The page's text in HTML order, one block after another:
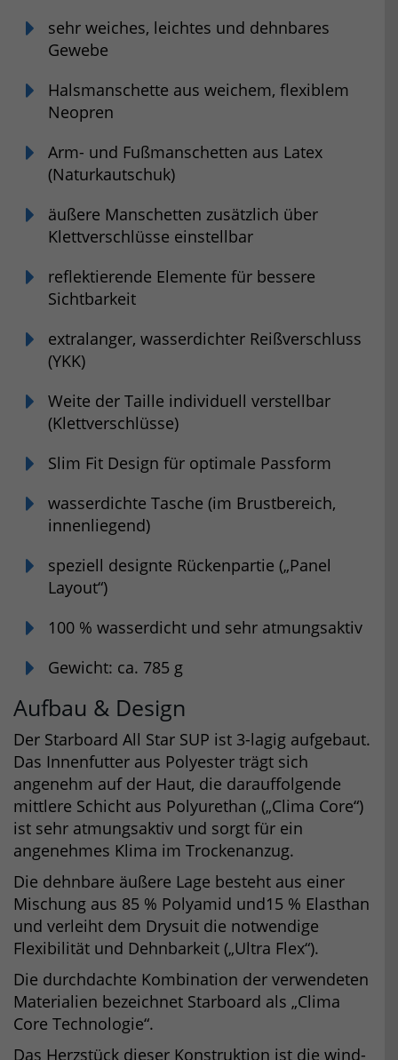
sehr weiches, leichtes und dehnbares
Gewebe
Halsmanschette aus weichem, flexiblem
Neopren
Arm- und Fußmanschetten aus Latex
(Naturkautschuk)
äußere Manschetten zusätzlich über
Klettverschlüsse einstellbar
reflektierende Elemente für bessere
Sichtbarkeit
extralanger, wasserdichter Reißverschluss
(YKK)
Weite der Taille individuell verstellbar
(Klettverschlüsse)
Slim Fit Design für optimale Passform
wasserdichte Tasche (im Brustbereich,
innenliegend)
speziell designte Rückenpartie („Panel
Layout“)
100 % wasserdicht und sehr atmungsaktiv
Gewicht: ca. 785 g
Aufbau & Design
Der Starboard All Star SUP ist 3-lagig aufgebaut.
Das Innenfutter aus Polyester trägt sich
angenehm auf der Haut, die darauffolgende
mittlere Schicht aus Polyurethan („Clima Core“)
ist sehr atmungsaktiv und sorgt für ein
angenehmes Klima im Trockenanzug.
Die dehnbare äußere Lage besteht aus einer
Mischung aus 85 % Polyamid und15 % Elasthan
und verleiht dem Drysuit die notwendige
Flexibilität und Dehnbarkeit („Ultra Flex“).
Die durchdachte Kombination der verwendeten
Materialien bezeichnet Starboard als „Clima
Core Technologie“.
Das Herzstück dieser Konstruktion ist die wind-